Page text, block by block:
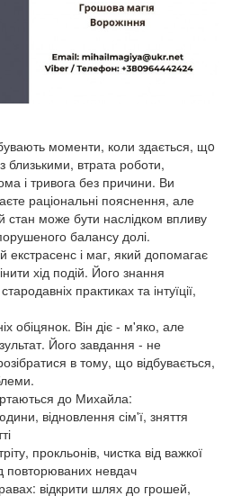
моменти, коли здається, щo
близькими, втрата роботи,
і тривога без причини. Ви
раціональні пояснення, але
стан може бути наслідком впливу
балансу долі.
і маг, який допомагає
хід подій. Його знання
практиках та інтуїції,
обіцянок. Він діє - м'яко, але
Його завдання - не
в тому, що відбувається,
до Михайла:
відновлення сім'ї, зняття
прокльонів, чистка від важкої
повторюваних невдач
відкрити шлях до грошей,